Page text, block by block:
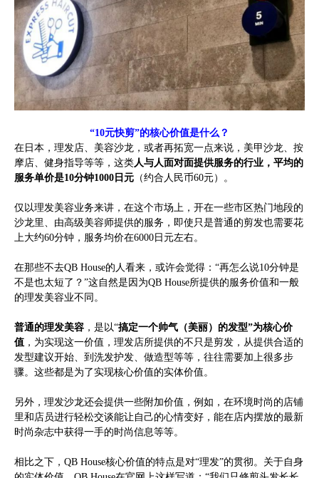
“10元快剪”的核心价值是什么？
在日本，理发店、美容沙龙，或者再拓宽一点来说，美甲沙龙、按
摩店、健身指导等等，这类人与人面对面提供服务的行业，平均的
服务单价是10分钟1000日元 （约合人民币60元）。
仅以理发美容业务来讲，在这个市场上，开在一些市区热门地段的
沙龙里、由高级美容师提供的服务，即使只是普通的剪发也需要花
上大约60分钟，服务均价在6000日元左右。
在那些不去QB House的人看来，或许会觉得：“再怎么说10分钟是
不是也太短了？”这自然是因为QB House所提供的服务价值和一般
的理发美容业不同。
普通的理发美容 ，是以“搞定一个帅气（美丽）的发型”为核心价
值 ，为实现这一价值，理发店所提供的不只是剪发，从提供合适的
发型建议开始、到洗发护发、做造型等等，往往需要加上很多步
骤。这些都是为了实现核心价值的实体价值。
另外，理发沙龙还会提供一些附加价值，例如，在环境时尚的店铺
里和店员进行轻松交谈能让自己的心情变好，能在店内摆放的最新
时尚杂志中获得一手的时尚信息等等。
相比之下，QB House核心价值的特点是对“理发”的贯彻。关于自身